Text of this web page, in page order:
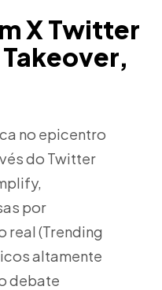
X Twitter
no epicentro
do Twitter
por
real (Trending
altamente
debate